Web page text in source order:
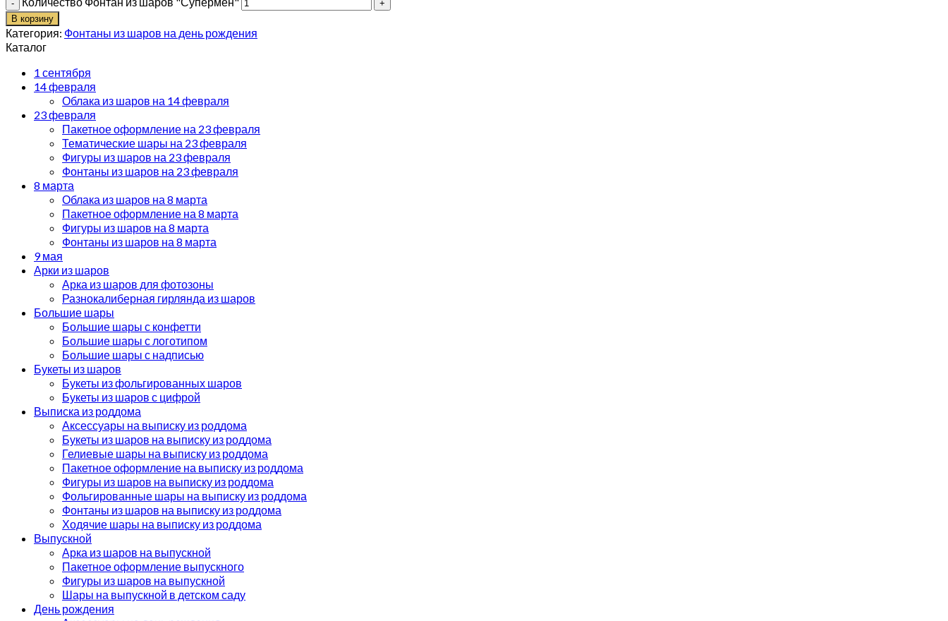
В корзину
Категория: Фонтаны из шаров на день рождения
Каталог
1 сентября
14 февраля
Облака из шаров на 14 февраля
23 февраля
Пакетное оформление на 23 февраля
Тематические шары на 23 февраля
Фигуры из шаров на 23 февраля
Фонтаны из шаров на 23 февраля
8 марта
Облака из шаров на 8 марта
Пакетное оформление на 8 марта
Фигуры из шаров на 8 марта
Фонтаны из шаров на 8 марта
9 мая
Арки из шаров
Арка из шаров для фотозоны
Разнокалиберная гирлянда из шаров
Большие шары
Большие шары с конфетти
Большие шары с логотипом
Большие шары с надписью
Букеты из шаров
Букеты из фольгированных шаров
Букеты из шаров с цифрой
Выписка из роддома
Аксессуары на выписку из роддома
Букеты из шаров на выписку из роддома
Гелиевые шары на выписку из роддома
Пакетное оформление на выписку из роддома
Фигуры из шаров на выписку из роддома
Фольгированные шары на выписку из роддома
Фонтаны из шаров на выписку из роддома
Ходячие шары на выписку из роддома
Выпускной
Арка из шаров на выпускной
Пакетное оформление выпускного
Фигуры из шаров на выпускной
Шары на выпускной в детском саду
День рождения